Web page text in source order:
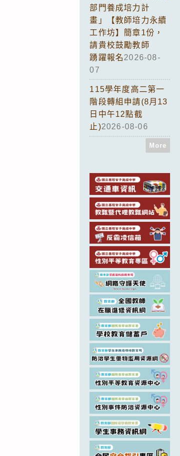
部門養成培力計
畫」【教師培力永續
工作坊】簡章1份，
請貴校鼓勵教師
踴躍報名2026-08-
07
115學年度高二第一
階段轉組申請(8月13
日中午12點截
止)2026-08-06
More